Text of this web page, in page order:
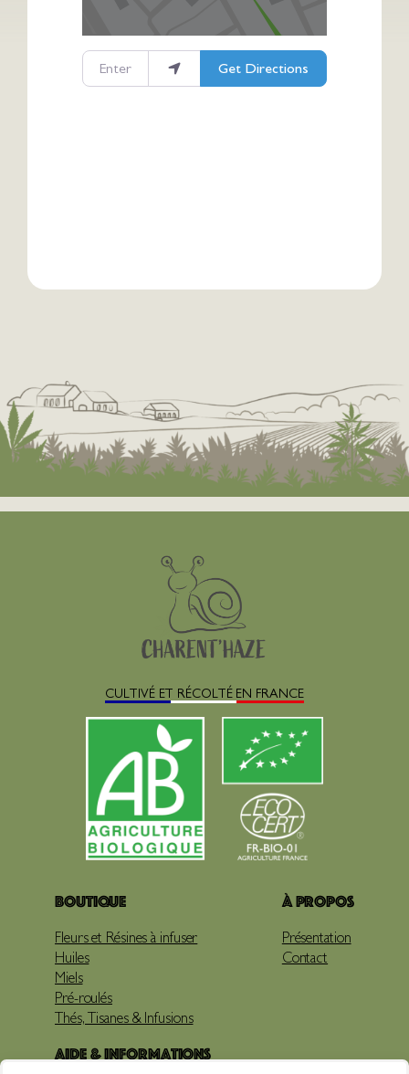
Enter your location
Get Directions
CULTIVÉ ET RÉCOLTÉ EN FRANCE
Boutique
Fleurs et Résines à infuser
Huiles
Miels
Pré-roulés
Thés, Tisanes & Infusions
À propos
Présentation
Contact
Aide & Informations